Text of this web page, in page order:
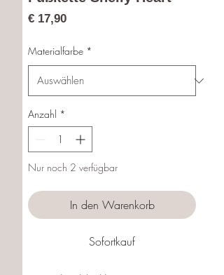
€ 17,90Preis
Materialfarbe *
Anzahl *
Nur noch 2 verfügbar
In den Warenkorb
Sofortkauf